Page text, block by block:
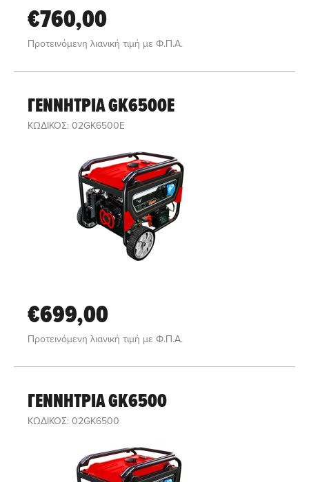
€760,00
Προτεινόμενη λιανική τιμή με Φ.Π.Α.
ΓΕΝΝΗΤΡΙΑ GK6500E
ΚΩΔΙΚΟΣ: 02GK6500E
€699,00
Προτεινόμενη λιανική τιμή με Φ.Π.Α.
ΓΕΝΝΗΤΡΙΑ GK6500
ΚΩΔΙΚΟΣ: 02GK6500